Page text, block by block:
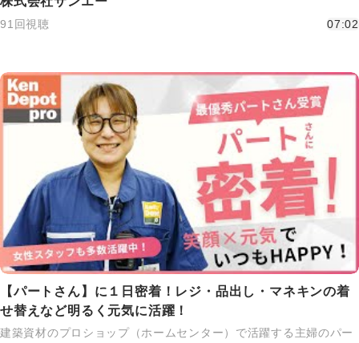
91回視聴 07:02
【パートさん】に１日密着！レジ・品出し・マネキンの着
せ替えなど明るく元気に活躍！
建築資材のプロショップ（ホームセンター）で活躍する主婦のパー